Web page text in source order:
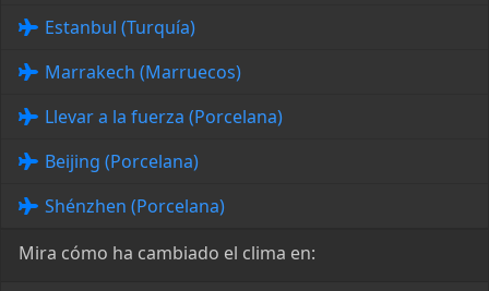
Estanbul (Turquía)
Marrakech (Marruecos)
Llevar a la fuerza (Porcelana)
Beijing (Porcelana)
Shénzhen (Porcelana)
Mira cómo ha cambiado el clima en: